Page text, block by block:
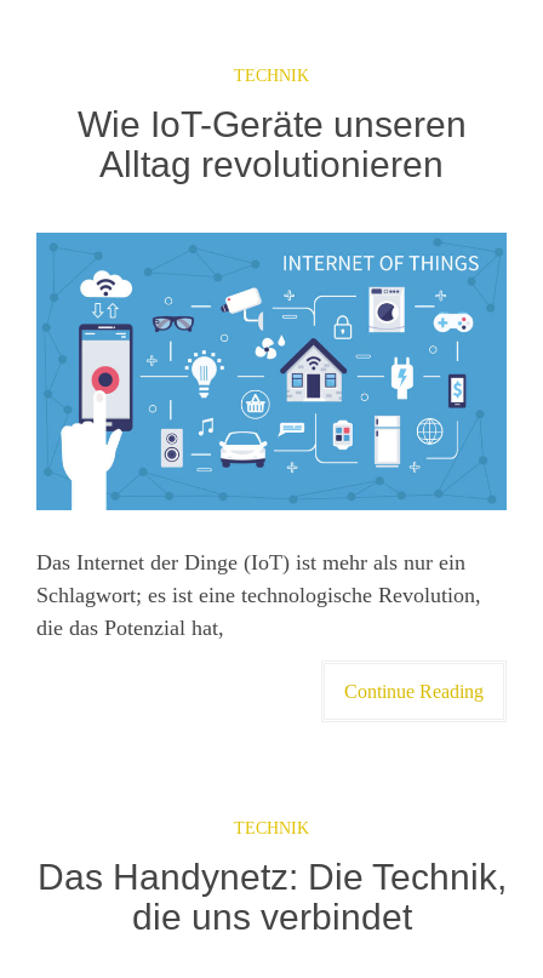
TECHNIK
Wie IoT-Geräte unseren
Alltag revolutionieren
Das Internet der Dinge (IoT) ist mehr als nur ein
Schlagwort; es ist eine technologische Revolution,
die das Potenzial hat,
Continue Reading
TECHNIK
Das Handynetz: Die Technik,
die uns verbindet